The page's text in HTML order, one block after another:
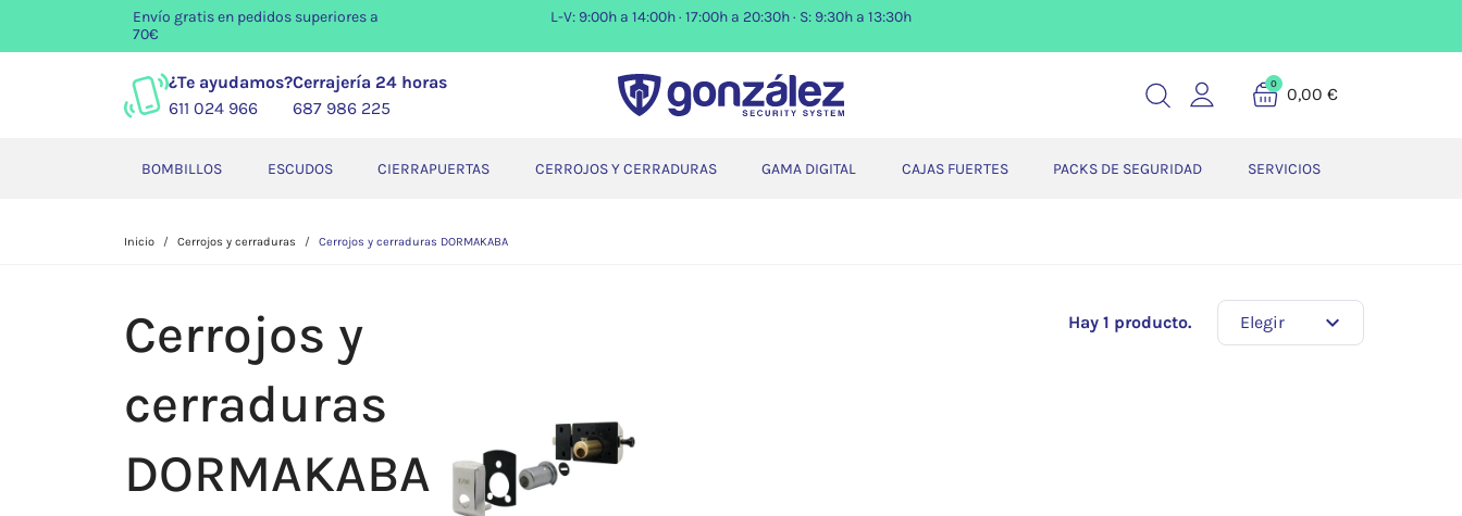
Envío gratisen pedidos superiores a
70€
L-V: 9:00h a 14:00h · 17:00h a 20:30h · S: 9:30h a 13:30h
¿Te ayudamos?
611 024 966
Cerrajería 24 horas
687 986 225
0 0,00 €
BOMBILLOS ESCUDOS CIERRAPUERTAS CERROJOS Y CERRADURAS GAMA DIGITAL CAJAS FUERTES PACKS DE SEGURIDAD SERVICIOS
Inicio Cerrojos y cerraduras Cerrojos y cerraduras DORMAKABA
Cerrojos y
cerraduras
DORMAKABA
Hay 1 producto. Elegir expand_more